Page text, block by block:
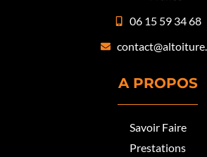
06 15 59 34 68
A PROPOS
Savoir Faire
Prestations